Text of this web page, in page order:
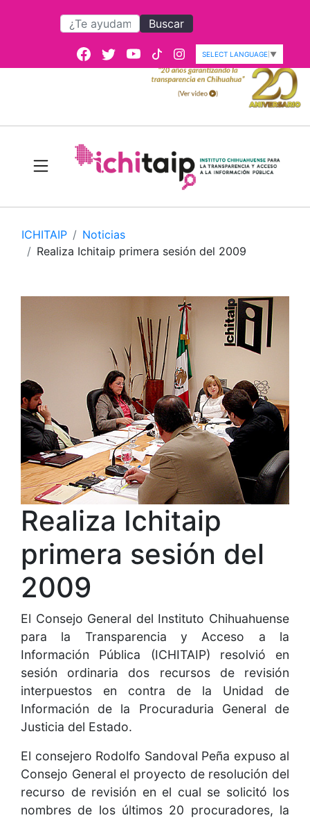
Buscar
SELECT LANGUAGE ▼
ICHITAIP
Noticias
Realiza Ichitaip primera sesión del 2009
Realiza Ichitaip
primera sesión del
2009
El Consejo General del Instituto Chihuahuense
para la Transparencia y Acceso a la
Información Pública (ICHITAIP) resolvió en
sesión ordinaria dos recursos de revisión
interpuestos en contra de la Unidad de
Información de la Procuraduria General de
Justicia del Estado.
El consejero Rodolfo Sandoval Peña expuso al
Consejo General el proyecto de resolución del
recurso de revisión en el cual se solicitó los
nombres de los últimos 20 procuradores, la